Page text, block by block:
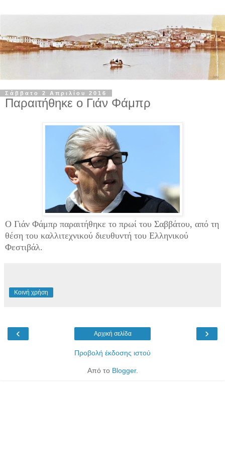
Σάββατο 2 Απριλίου 2016
Παραιτήθηκε ο Γιάν Φάμπρ
Ο Γιάν Φάμπρ παραιτήθηκε το πρωί του Σαββάτου, από τη
θέση του καλλιτεχνικού διευθυντή του Ελληνικού
Φεστιβάλ.
Κοινή χρήση
‹ ›
Αρχική σελίδα
Προβολή έκδοσης ιστού
Από το Blogger.